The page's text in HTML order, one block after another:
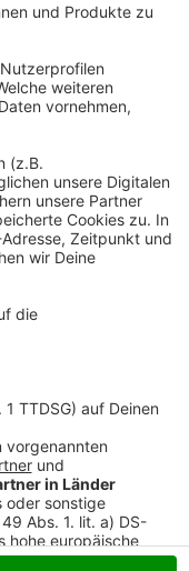
war 2011 erstellt
Fahrverbot für
Aktuell
Ab 2030
in Dinslaken
im Vorfeld tätig
überschritten
Städte ein Tool
oder
gibt, an denen
Ergebnisse werden
eingerichtet
nötig werden,